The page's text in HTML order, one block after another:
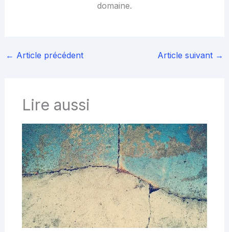
domaine.
← Article précédent Article suivant →
Lire aussi